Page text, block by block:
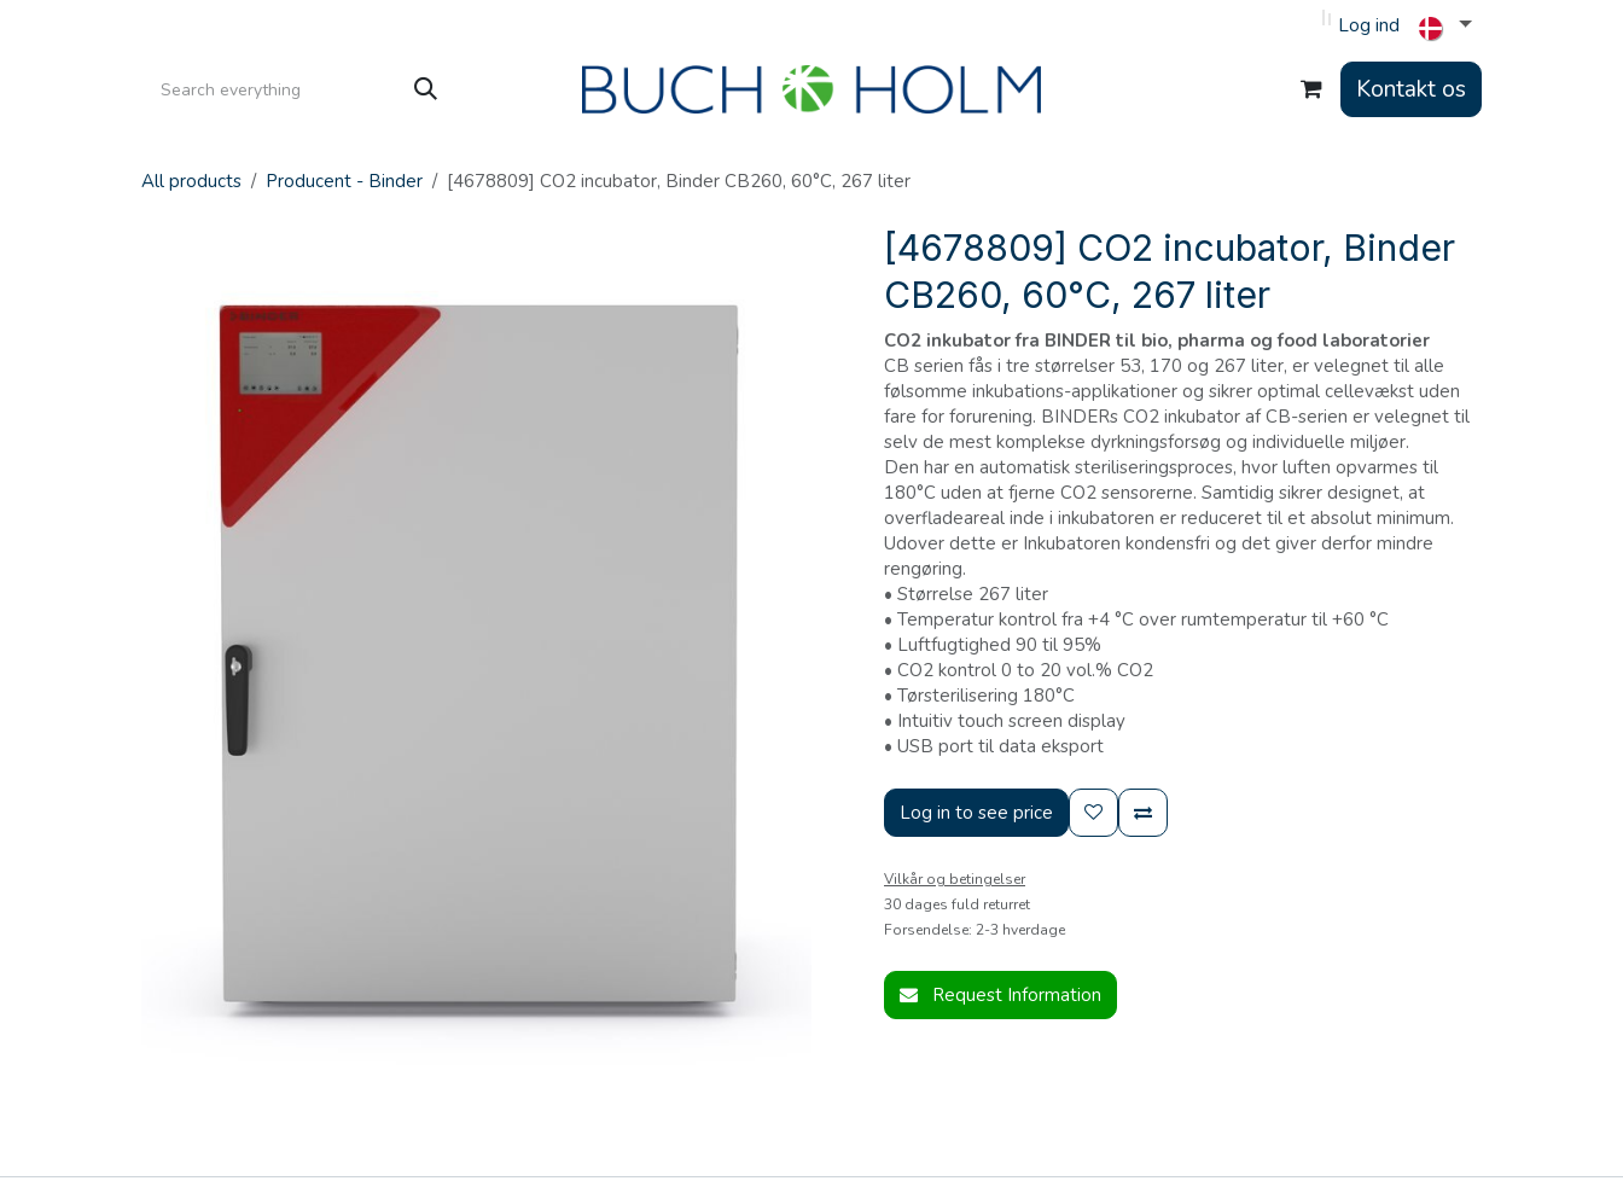
Log ind
Kontakt os
All products Producent - Binder [4678809] CO2 incubator, Binder CB260, 60°C, 267 liter
[4678809] CO2 incubator, Binder
CB260, 60°C, 267 liter
CO2 inkubator fra BINDER til bio, pharma og food laboratorier
CB serien fås i tre størrelser 53, 170 og 267 liter, er velegnet til alle
følsomme inkubations-applikationer og sikrer optimal cellevækst uden
fare for forurening. BINDERs CO2 inkubator af CB-serien er velegnet til
selv de mest komplekse dyrkningsforsøg og individuelle miljøer.
Den har en automatisk steriliseringsproces, hvor luften opvarmes til
180°C uden at fjerne CO2 sensorerne. Samtidig sikrer designet, at
overfladeareal inde i inkubatoren er reduceret til et absolut minimum.
Udover dette er Inkubatoren kondensfri og det giver derfor mindre
rengøring.
• Størrelse 267 liter
• Temperatur kontrol fra +4 °C over rumtemperatur til +60 °C
• Luftfugtighed 90 til 95%
• CO2 kontrol 0 to 20 vol.% CO2
• Tørsterilisering 180°C
• Intuitiv touch screen display
• USB port til data eksport
Log in to see price
Vilkår og betingelser
30 dages fuld returret
Forsendelse: 2-3 hverdage
Request Information